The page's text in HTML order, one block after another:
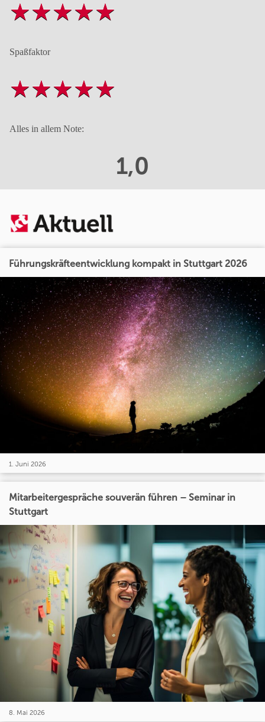
Spaßfaktor
Alles in allem Note:
1,0
Führungskräfteentwicklung kompakt in Stuttgart 2026
1. Juni 2026
Mitarbeitergespräche souverän führen – Seminar in
Stuttgart
8. Mai 2026